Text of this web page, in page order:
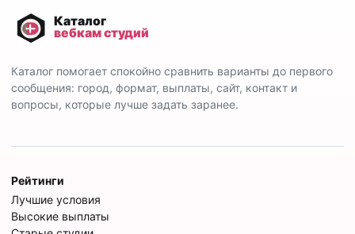
Каталог помогает спокойно сравнить варианты до первого
сообщения: город, формат, выплаты, сайт, контакт и
вопросы, которые лучше задать заранее.
Рейтинги
Лучшие условия
Высокие выплаты